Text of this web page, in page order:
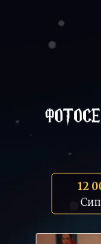
12